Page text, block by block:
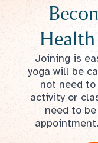
Joining is
yoga will be
not need
activity or
need to